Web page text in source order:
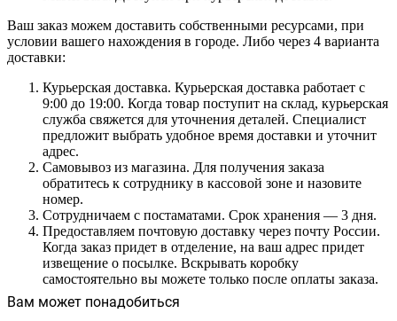
Ваш заказ можем доставить собственными ресурсами, при
условии вашего нахождения в городе. Либо через 4 варианта
доставки:
Курьерская доставка. Курьерская доставка работает с
9:00 до 19:00. Когда товар поступит на склад, курьерская
служба свяжется для уточнения деталей. Специалист
предложит выбрать удобное время доставки и уточнит
адрес.
Самовывоз из магазина. Для получения заказа
обратитесь к сотруднику в кассовой зоне и назовите
номер.
Сотрудничаем с постаматами. Срок хранения — 3 дня.
Предоставляем почтовую доставку через почту России.
Когда заказ придет в отделение, на ваш адрес придет
извещение о посылке. Вскрывать коробку
самостоятельно вы можете только после оплаты заказа.
Вам может понадобиться